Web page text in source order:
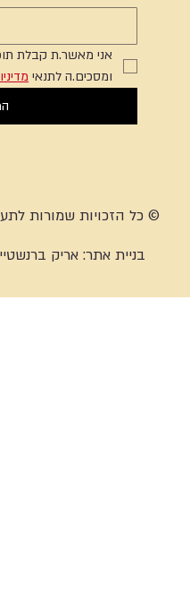
ומסכים.ה לתנאי
© כל הזכויות שמורות
בניית אתר:אריק